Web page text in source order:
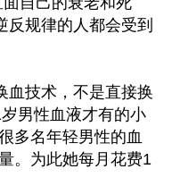
反规律的人都会受到
血技术，不是直接换
男性血液才有的小
多名年轻男性的血
。为此她每月花费1